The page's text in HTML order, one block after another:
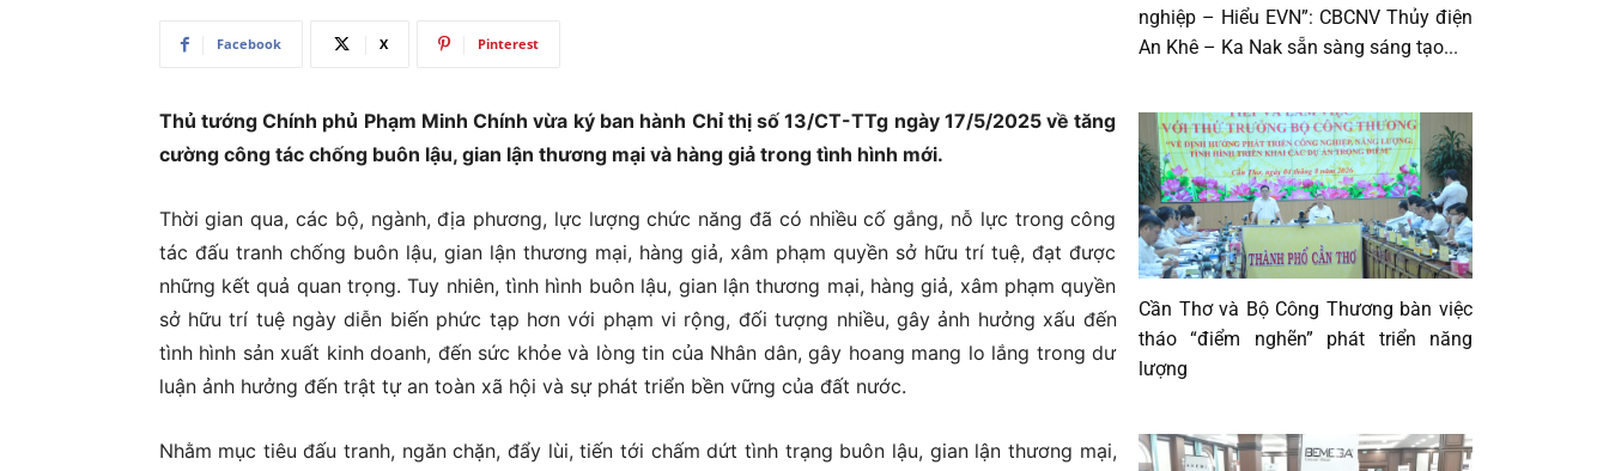
Ủ
Facebook X Pinterest
Thủ tướng Chính phủ Phạm Minh Chính vừa ký ban hành Chỉ thị số 13/CT-TTg ngày 17/5/2025 về tăng
cường công tác chống buôn lậu, gian lận thương mại và hàng giả trong tình hình mới.
Thời gian qua, các bộ, ngành, địa phương, lực lượng chức năng đã có nhiều cố gắng, nỗ lực trong công
tác đấu tranh chống buôn lậu, gian lận thương mại, hàng giả, xâm phạm quyền sở hữu trí tuệ, đạt được
những kết quả quan trọng. Tuy nhiên, tình hình buôn lậu, gian lận thương mại, hàng giả, xâm phạm quyền
sở hữu trí tuệ ngày diễn biến phức tạp hơn với phạm vi rộng, đối tượng nhiều, gây ảnh hưởng xấu đến
tình hình sản xuất kinh doanh, đến sức khỏe và lòng tin của Nhân dân, gây hoang mang lo lắng trong dư
luận ảnh hưởng đến trật tự an toàn xã hội và sự phát triển bền vững của đất nước.
Nhằm mục tiêu đấu tranh, ngăn chặn, đẩy lùi, tiến tới chấm dứt tình trạng buôn lậu, gian lận thương mại,
nghiệp – Hiểu EVN”: CBCNV Thủy điện
An Khê – Ka Nak sẵn sàng sáng tạo...
Cần Thơ và Bộ Công Thương bàn việc
tháo “điểm nghẽn” phát triển năng
lượng